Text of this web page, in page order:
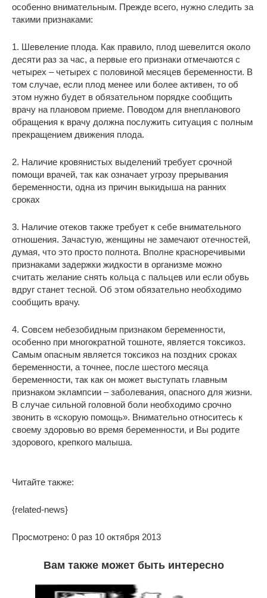
особенно внимательным. Прежде всего, нужно следить за
такими признаками:
1. Шевеление плода. Как правило, плод шевелится около
десяти раз за час, а первые его признаки отмечаются с
четырех – четырех с половиной месяцев беременности. В
том случае, если плод менее или более активен, то об
этом нужно будет в обязательном порядке сообщить
врачу на плановом приеме. Поводом для внепланового
обращения к врачу должна послужить ситуация с полным
прекращением движения плода.
2. Наличие кровянистых выделений требует срочной
помощи врачей, так как означает угрозу прерывания
беременности, одна из причин выкидыша на ранних
сроках
3. Наличие отеков также требует к себе внимательного
отношения. Зачастую, женщины не замечают отечностей,
думая, что это просто полнота. Вполне красноречивыми
признаками задержки жидкости в организме можно
считать желание снять кольца с пальцев или если обувь
вдруг станет тесной. Об этом обязательно необходимо
сообщить врачу.
4. Совсем небезобидным признаком беременности,
особенно при многократной тошноте, является токсикоз.
Самым опасным является токсикоз на поздних сроках
беременности, а точнее, после шестого месяца
беременности, так как он может выступать главным
признаком эклампсии – заболевания, опасного для жизни.
В случае сильной головной боли необходимо срочно
звонить в «скорую помощь». Внимательно относитесь к
своему здоровью во время беременности, и Вы родите
здорового, крепкого малыша.
Читайте также:
{related-news}
Просмотрено: 0 раз 10 октября 2013
Вам также может быть интересно